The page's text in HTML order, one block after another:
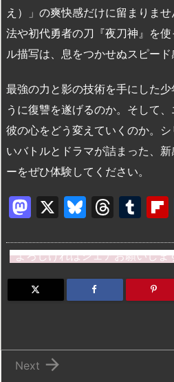
え）」の爽快感だけに留まりま
法や初代勇者の刀『夜刀神』を
ル描写は、息をつかせぬスピード
最強の力と影の技術を手にした
うに復讐を遂げるのか。そして、
彼の心をどう変えていくのか。
いバトルとドラマが詰まった、
ーをぜひ体験してください。
M
st
o
d
X
Bl
e
s
k
T
e
a
d
T
m
bl
r
よろしければシェアお願いしま

Next